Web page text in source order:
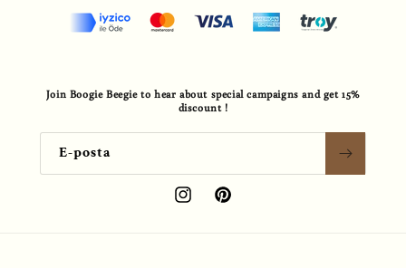
Join Boogie Beegie to hear about special campaigns and get 15%
discount !
E-posta
InstagramPinterest